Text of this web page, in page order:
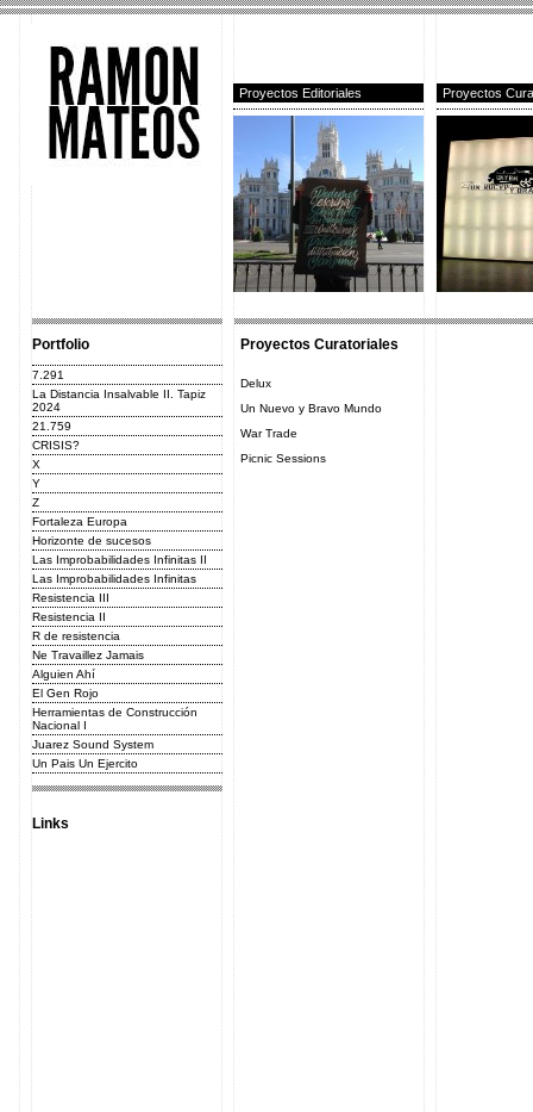
Proyectos Editoriales Proyectos
Portfolio
7.291
La Distancia Insalvable II. Tapiz
2024
21.759
CRISIS?
X
Y
Z
Fortaleza Europa
Horizonte de sucesos
Las Improbabilidades Infinitas II
Las Improbabilidades Infinitas
Resistencia III
Resistencia II
R de resistencia
Ne Travaillez Jamais
Alguien Ahí
El Gen Rojo
Herramientas de Construcción
Nacional I
Juarez Sound System
Un Pais Un Ejercito
Links
Proyectos Curatoriales
Delux
Un Nuevo y Bravo Mundo
War Trade
Picnic Sessions